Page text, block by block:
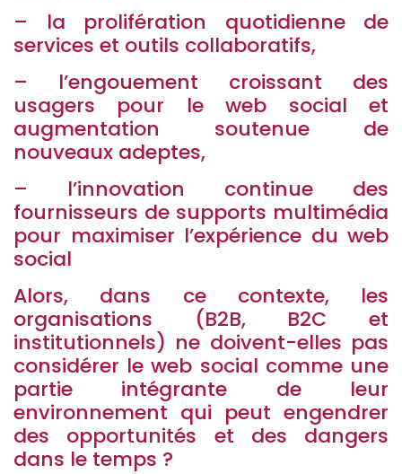
– la prolifération quotidienne de
services et outils collaboratifs,
– l’engouement croissant des
usagers pour le web social et
augmentation soutenue de
nouveaux adeptes,
– l’innovation continue des
fournisseurs de supports multimédia
pour maximiser l’expérience du web
social
Alors, dans ce contexte, les
organisations (B2B, B2C et
institutionnels) ne doivent-elles pas
considérer le web social comme une
partie intégrante de leur
environnement qui peut engendrer
des opportunités et des dangers
dans le temps ?